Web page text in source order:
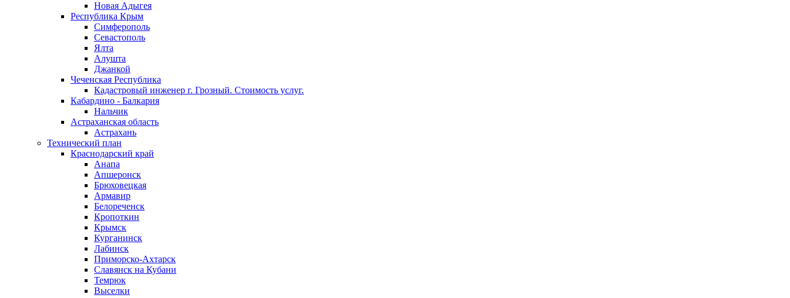
Новая Адыгея
Республика Крым
Симферополь
Севастополь
Ялта
Алушта
Джанкой
Чеченская Республика
Кадастровый инженер г. Грозный. Стоимость услуг.
Кабардино - Балкария
Нальчик
Астраханская область
Астрахань
Технический план
Краснодарский край
Анапа
Апшеронск
Брюховецкая
Армавир
Белореченск
Кропоткин
Крымск
Курганинск
Лабинск
Приморско-Ахтарск
Славянск на Кубани
Темрюк
Выселки